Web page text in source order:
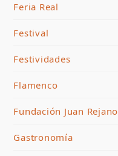
Feria Real
Festival
Festividades
Flamenco
Fundación Juan Rejano
Gastronomía